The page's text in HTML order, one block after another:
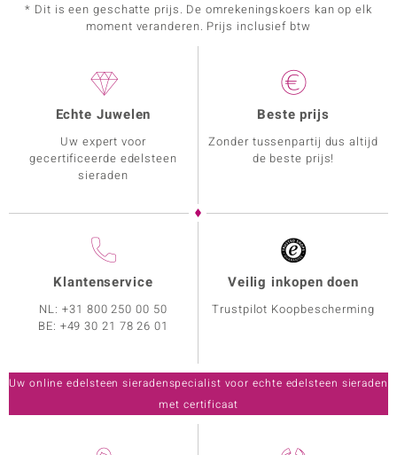
* Dit is een geschatte prijs. De omrekeningskoers kan op elk
moment veranderen. Prijs inclusief btw
Echte Juwelen
Uw expert voor
gecertificeerde edelsteen
sieraden
Beste prijs
Zonder tussenpartij dus altijd
de beste prijs!
Klantenservice
NL:+31 800 250 00 50
BE: +49 30 21 78 26 01
Veilig inkopen doen
Trustpilot Koopbescherming
Uw online edelsteen sieradenspecialist voor echte edelsteen sieraden
met certificaat